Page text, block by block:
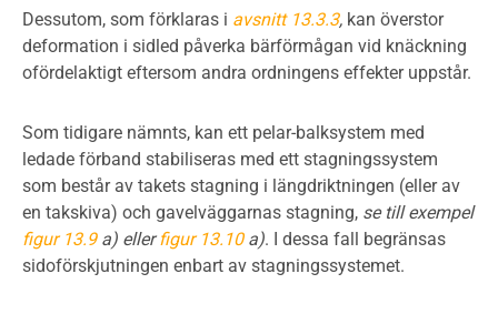
Dessutom, som förklaras i avsnitt 13.3.3, kan överstor
deformation i sidled påverka bärförmågan vid knäckning
ofördelaktigt eftersom andra ordningens effekter uppstår.
Som tidigare nämnts, kan ett pelar-balksystem med
ledade förband stabiliseras med ett stagningssystem
som består av takets stagning i längdriktningen (eller av
en takskiva) och gavelväggarnas stagning, se till exempel
figur 13.9a) ellerfigur 13.10a). I dessa fall begränsas
sidoförskjutningen enbart av stagningssystemet.